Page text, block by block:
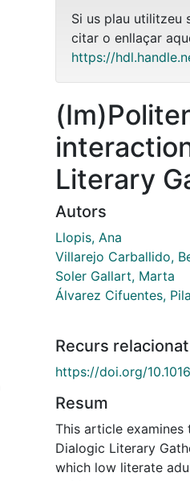
Si us plau utilitzeu
citar o enllaçar
https://
Literary
Autors
Llopis, Ana
Villarejo Carballido,
Soler Gallart, Marta
Álvarez Cifuentes,
Recurs relacionat
https://doi.org/
Resum
This article
Dialogic Literary
which low literate